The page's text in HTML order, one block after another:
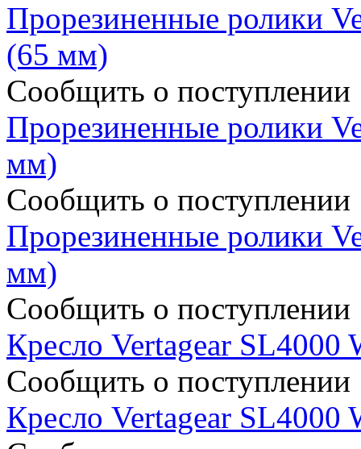
Прорезиненные ролики
(65 мм)
Сообщить о поступлении
Прорезиненные ролики
мм)
Сообщить о поступлении
Прорезиненные ролики
мм)
Сообщить о поступлении
Кресло Vertagear SL4000
Сообщить о поступлении
Кресло Vertagear SL4000